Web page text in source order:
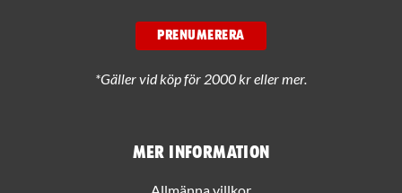
Mer information
Allmänna villkor
PRENUMERERA
*Gäller vid köp för 2000 kr eller mer.